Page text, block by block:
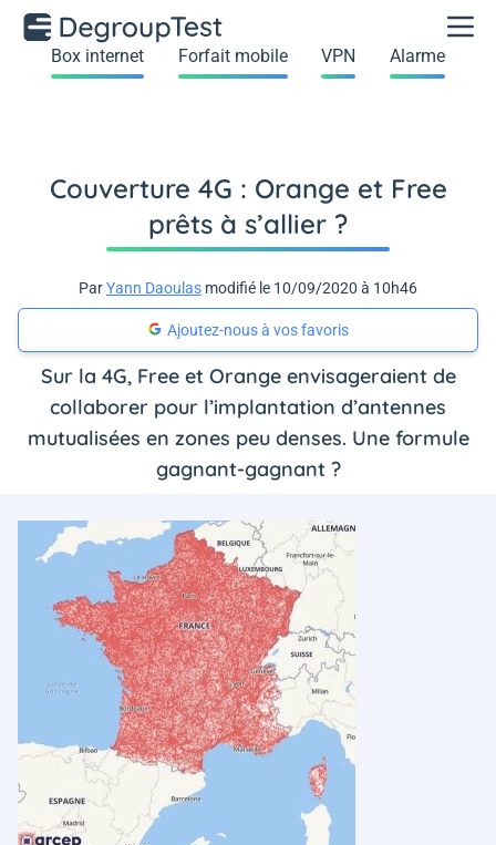
Box internet Forfait mobile VPN Alarme
Couverture 4G : Orange et Free
prêts à s’allier ?
ParYann Daoulas modifié le 10/09/2020 à 10h46
Ajoutez-nous à vos favoris
Sur la 4G, Free et Orange envisageraient de
collaborer pour l’implantation d’antennes
mutualisées en zones peu denses. Une formule
gagnant-gagnant ?